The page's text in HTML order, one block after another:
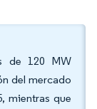
de 120 MW
del mercado
mientras que